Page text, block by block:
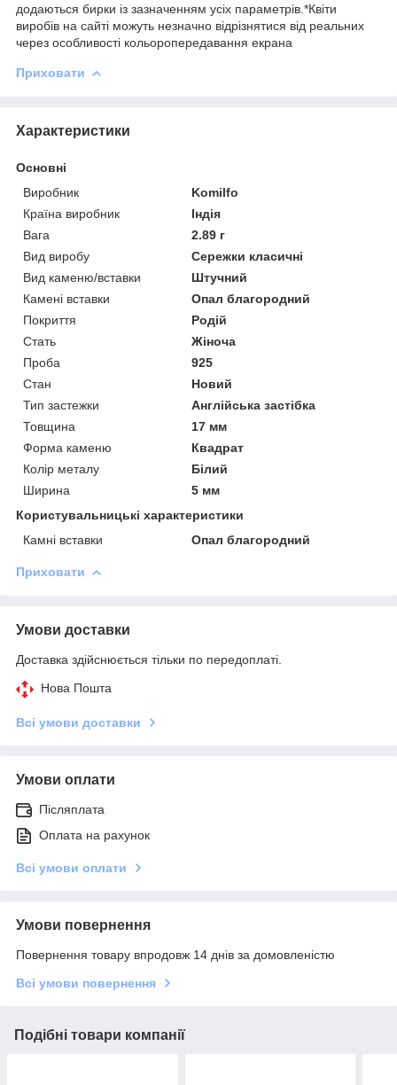
додаються бирки із зазначенням усіх параметрів.*Квіти
виробів на сайті можуть незначно відрізнятися від реальних
через особливості кольоропередавання екрана
Приховати
Характеристики
Основні
Виробник
Komilfo
Країна виробник
Індія
Вага
2.89 г
Вид виробу
Сережки класичні
Вид каменю/вставки
Штучний
Камені вставки
Опал благородний
Покриття
Родій
Стать
Жіноча
Проба
925
Стан
Новий
Тип застежки
Англійська застібка
Товщина
17 мм
Форма каменю
Квадрат
Колір металу
Білий
Ширина
5 мм
Користувальницькі характеристики
Камні вставки
Опал благородний
Приховати
Умови доставки
Доставка здійснюється тільки по передоплаті.
Нова Пошта
Всі умови доставки
Умови оплати
Післяплата
Оплата на рахунок
Всі умови оплати
Умови повернення
Повернення товару впродовж 14 днів за домовленістю
Всі умови повернення
Подібні товари компанії